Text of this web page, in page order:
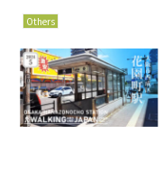
Others